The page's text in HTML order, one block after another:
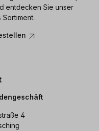
entdecken Sie unser
4